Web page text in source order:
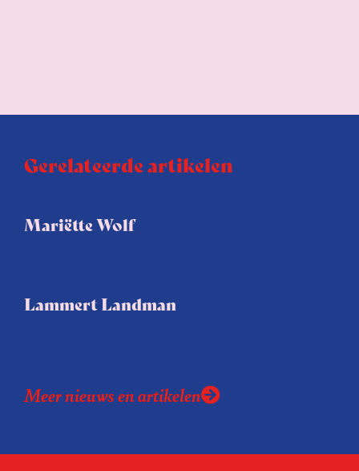
Gerelateerde artikelen
Mariëtte Wolf
Lammert Landman
Meer nieuws en artikelen